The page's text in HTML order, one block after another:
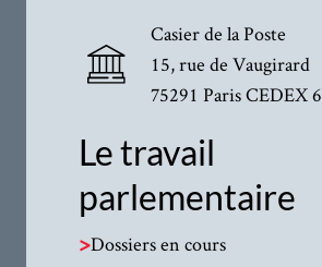
Casier de la Poste
15, rue de Vaugirard
75291 Paris CEDEX 6
Le travail
parlementaire
>Dossiers en cours